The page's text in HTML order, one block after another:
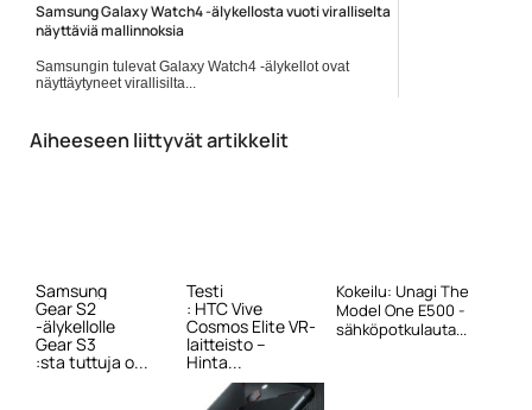
Samsung Galaxy Watch4 -älykellosta vuoti viralliselta
näyttäviä mallinnoksia
Samsungin tulevat Galaxy Watch4 -älykellot ovat
näyttäytyneet virallisilta...
Aiheeseen liittyvät artikkelit
Samsung
Gear S2
-älykellolle
Gear S3
:sta tuttuja o...
Testi
: HTC Vive
Cosmos Elite VR-
laitteisto –
Hinta...
Kokeilu: Unagi The
Model One E500 -
sähköpotkulauta...